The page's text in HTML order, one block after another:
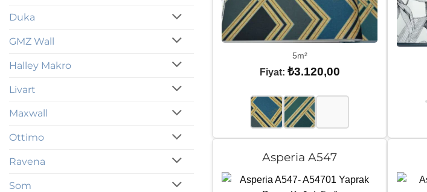
Duka
GMZ Wall
Halley Makro
Livart
Maxwall
Ottimo
Ravena
Som
5m²
Fiyat: ₺3.120,00
Asperia A547